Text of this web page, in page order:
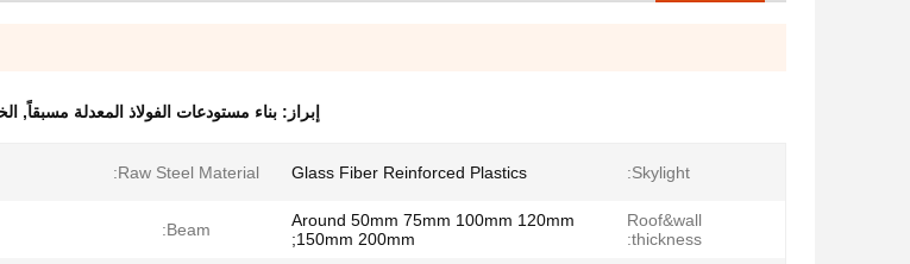
إبراز: بناء مستودعات الفولاذ المعدلة مسبقاً,
Skylight:
Glass Fiber Reinforced Plastics
Raw Steel Material:
Roof&wall
thickness:
Around 50mm 75mm 100mm 120mm
150mm 200mm;
Beam: